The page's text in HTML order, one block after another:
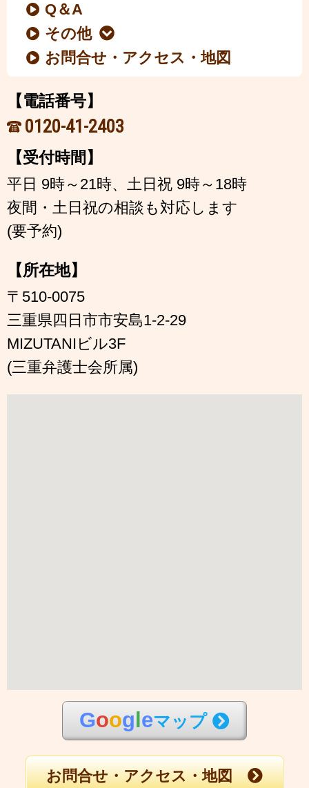
Q＆A
その他
お問合せ・アクセス・地図
【電話番号】
0120-41-2403
【受付時間】
平日 9時～21時、土日祝 9時～18時
夜間・土日祝の相談も対応します
(要予約)
【所在地】
〒510-0075
三重県四日市市安島1-2-29
MIZUTANIビル3F
(三重弁護士会所属)
Googleマップ
お問合せ・アクセス・地図